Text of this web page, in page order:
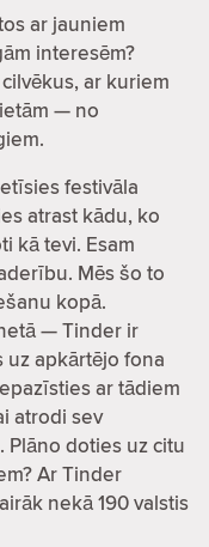
ar jauniem
interesēm?
ar kuriem
— no
festivāla
atrast kādu, ko
kā tevi. Esam
Mēs šo to
kopā.
— Tinder ir
uz apkārtējo fona
ar tādiem
atrodi sev
doties uz citu
Ar Tinder
nekā 190 valstis